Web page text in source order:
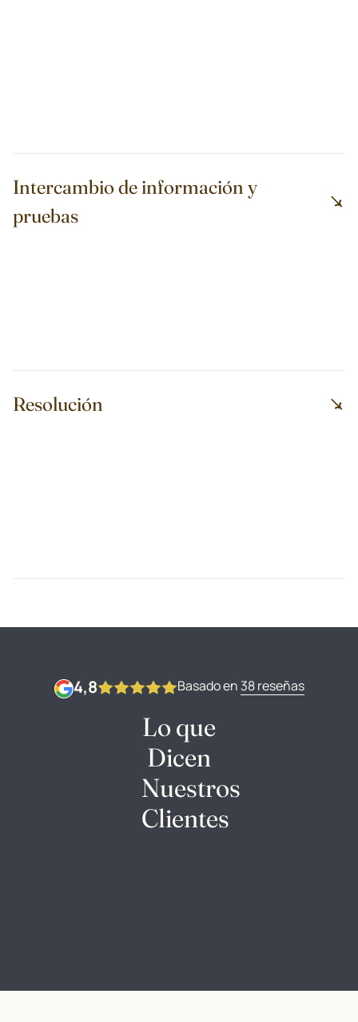
Intercambio de información y
pruebas
Resolución
4,8 Basado en 38 reseñas
Lo que
Dicen
Nuestros
Clientes